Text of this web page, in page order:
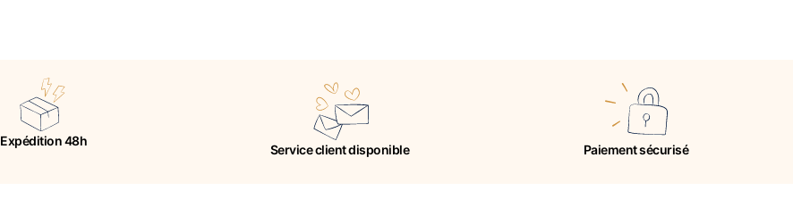
Expédition 48h
Service client disponible Paiement sécurisé